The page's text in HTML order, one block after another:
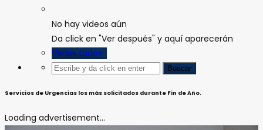
No hay videos aún
Da click en "Ver después" y aquí aparecerán
Verlos todos
Servicios de Urgencias los más solicitados durante Fin de Año.
Loading advertisement...